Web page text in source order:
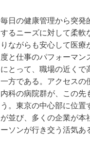
毎日の健康管理から突発
するニーズに対して柔軟
りながらも安心して医
度と仕事のパフォーマ
にとって、職場の近く
一方である。アクセスの
内科の病院群が、この先
う。東京の中心部に位
が並び、多くの企業が
ーソンが行き交う活気あ